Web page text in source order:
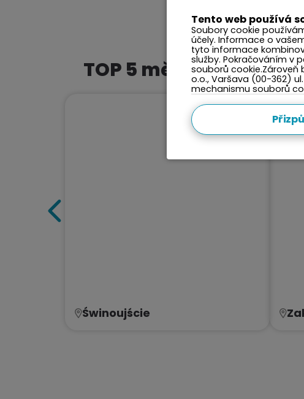
TOP 5 měst tohoto
Świnoujście
Tento web používá
Soubory cookie
účely. Informace o
tyto informace
služby. Pokračováním v
souborů cookie.Zároveň
o.o., Varšava (00-362)
mechanismu souborů